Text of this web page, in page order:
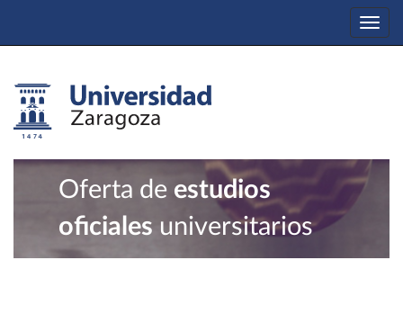
Oferta de estudios
oficiales universitarios